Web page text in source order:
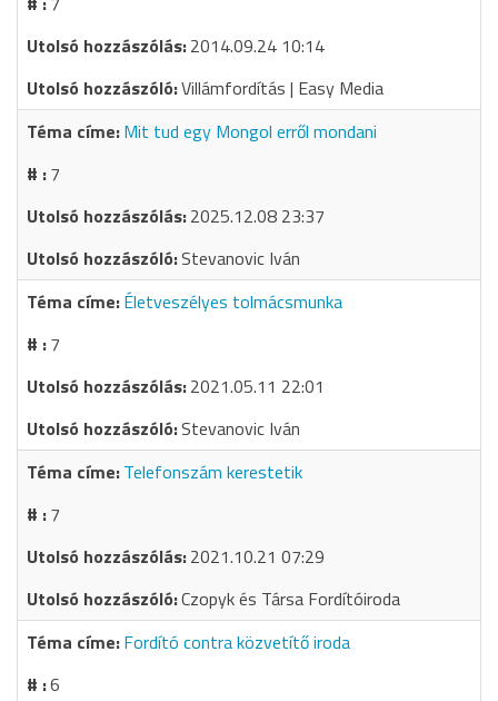
2014.09.24 10:14
Villámfordítás | Easy Media
Mit tud egy Mongol erről mondani
7
2025.12.08 23:37
Stevanovic Iván
Életveszélyes tolmácsmunka
7
2021.05.11 22:01
Stevanovic Iván
Telefonszám kerestetik
7
2021.10.21 07:29
Czopyk és Társa Fordítóiroda
Fordító contra közvetítő iroda
6